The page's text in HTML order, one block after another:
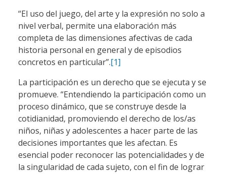
“El uso del juego, del arte y la expresión no solo a
nivel verbal, permite una elaboración más
completa de las dimensiones afectivas de cada
historia personal en general y de episodios
concretos en particular”.[1]
La participación es un derecho que se ejecuta y se
promueve. “Entendiendo la participación como un
proceso dinámico, que se construye desde la
cotidianidad, promoviendo el derecho de los/as
niños, niñas y adolescentes a hacer parte de las
decisiones importantes que les afectan. Es
esencial poder reconocer las potencialidades y de
la singularidad de cada sujeto, con el fin de lograr